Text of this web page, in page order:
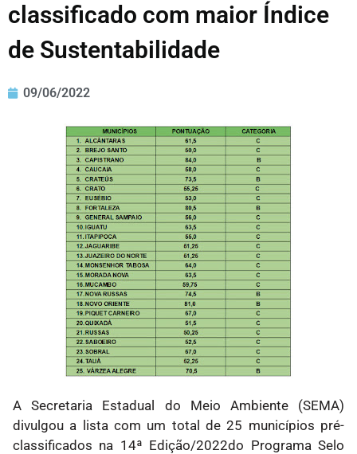
classificado com maior Índice
de Sustentabilidade
09/06/2022
A Secretaria Estadual do Meio Ambiente (SEMA)
divulgou a lista com um total de 25 municípios pré-
classificados na 14ª Edição/2022do Programa Selo